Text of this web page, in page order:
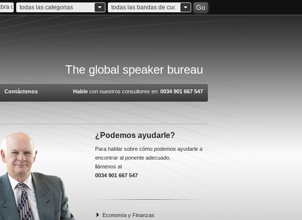
todas las categorias todas las bandas de cuota Go
The global speaker bureau
Contáctenos Hable con nuestros consultores en: 0034 901 667 547
¿Podemos ayudarle?
Para hablar sobre cómo podemos ayudarle a
encontrar al ponente adecuado,
llámenos al
0034 901 667 547
Economía y Finanzas